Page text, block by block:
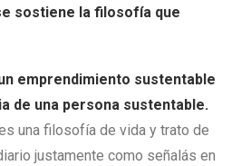
sostiene la filosofía que
emprendimiento sustentable
de una persona sustentable.
una filosofía de vida y trato de
justamente como señalás en